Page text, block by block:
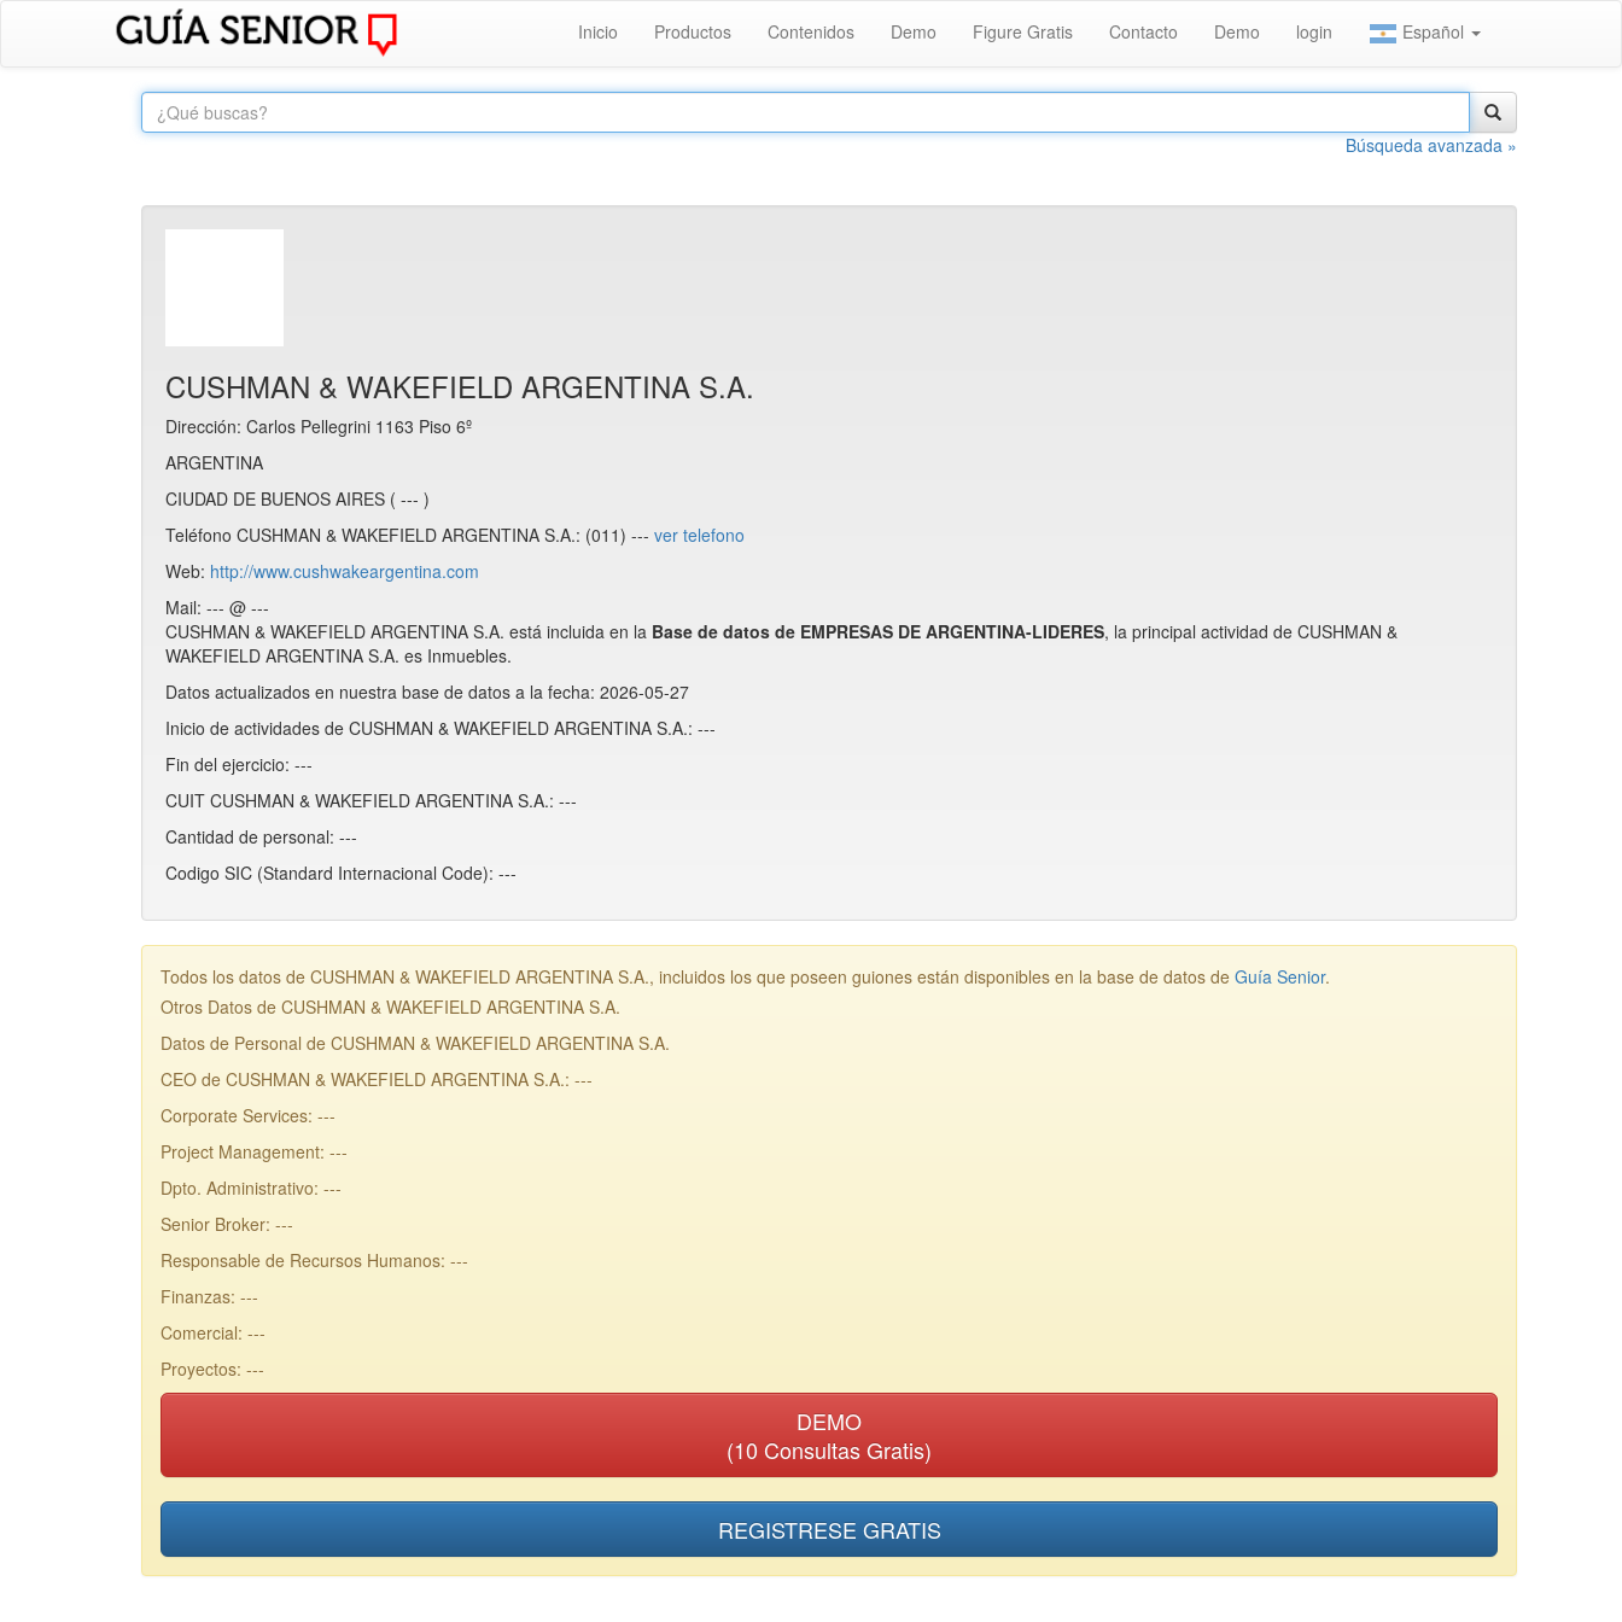
Inicio Productos Contenidos Demo Figure Gratis Contacto Demo login Español
Búsqueda avanzada »
CUSHMAN & WAKEFIELD ARGENTINA S.A.
Dirección: Carlos Pellegrini 1163 Piso 6º
ARGENTINA
CIUDAD DE BUENOS AIRES ( --- )
Teléfono CUSHMAN & WAKEFIELD ARGENTINA S.A.: (011) --- ver telefono
Web: http://www.cushwakeargentina.com
Mail: --- @ ---
CUSHMAN & WAKEFIELD ARGENTINA S.A. está incluida en la Base de datos de EMPRESAS DE ARGENTINA-LIDERES, la principal actividad de CUSHMAN &
WAKEFIELD ARGENTINA S.A. es Inmuebles.
Datos actualizados en nuestra base de datos a la fecha: 2026-05-27
Inicio de actividades de CUSHMAN & WAKEFIELD ARGENTINA S.A.: ---
Fin del ejercicio: ---
CUIT CUSHMAN & WAKEFIELD ARGENTINA S.A.: ---
Cantidad de personal: ---
Codigo SIC (Standard Internacional Code): ---
Todos los datos de CUSHMAN & WAKEFIELD ARGENTINA S.A., incluidos los que poseen guiones están disponibles en la base de datos de Guía Senior.
Otros Datos de CUSHMAN & WAKEFIELD ARGENTINA S.A.
Datos de Personal de CUSHMAN & WAKEFIELD ARGENTINA S.A.
CEO de CUSHMAN & WAKEFIELD ARGENTINA S.A.: ---
Corporate Services: ---
Project Management: ---
Dpto. Administrativo: ---
Senior Broker: ---
Responsable de Recursos Humanos: ---
Finanzas: ---
Comercial: ---
Proyectos: ---
DEMO
(10 Consultas Gratis)
REGISTRESE GRATIS